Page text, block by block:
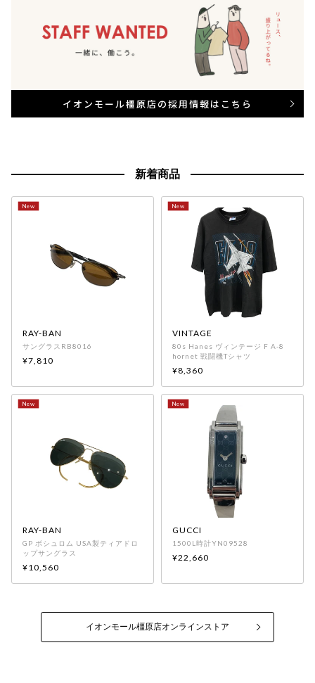
イオンモール橿原店の採用情報はこちら
新着商品
RAY-BAN
サングラスRB8016
¥7,810
VINTAGE
80s Hanes ヴィンテージ F A-8
hornet 戦闘機Tシャツ
¥8,360
RAY-BAN
GP ボシュロム USA製ティアドロ
ップサングラス
¥10,560
GUCCI
1500L時計YN09528
¥22,660
イオンモール橿原店オンラインストア